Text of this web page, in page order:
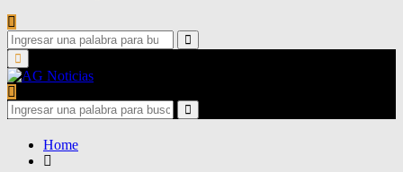
Search
for:
Search
Primary
Menu
Search
for:
Search
Home